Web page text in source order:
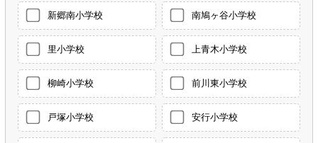
新郷南小学校 南鳩ヶ谷小学校
里小学校 上青木小学校
柳崎小学校 前川東小学校
戸塚小学校 安行小学校